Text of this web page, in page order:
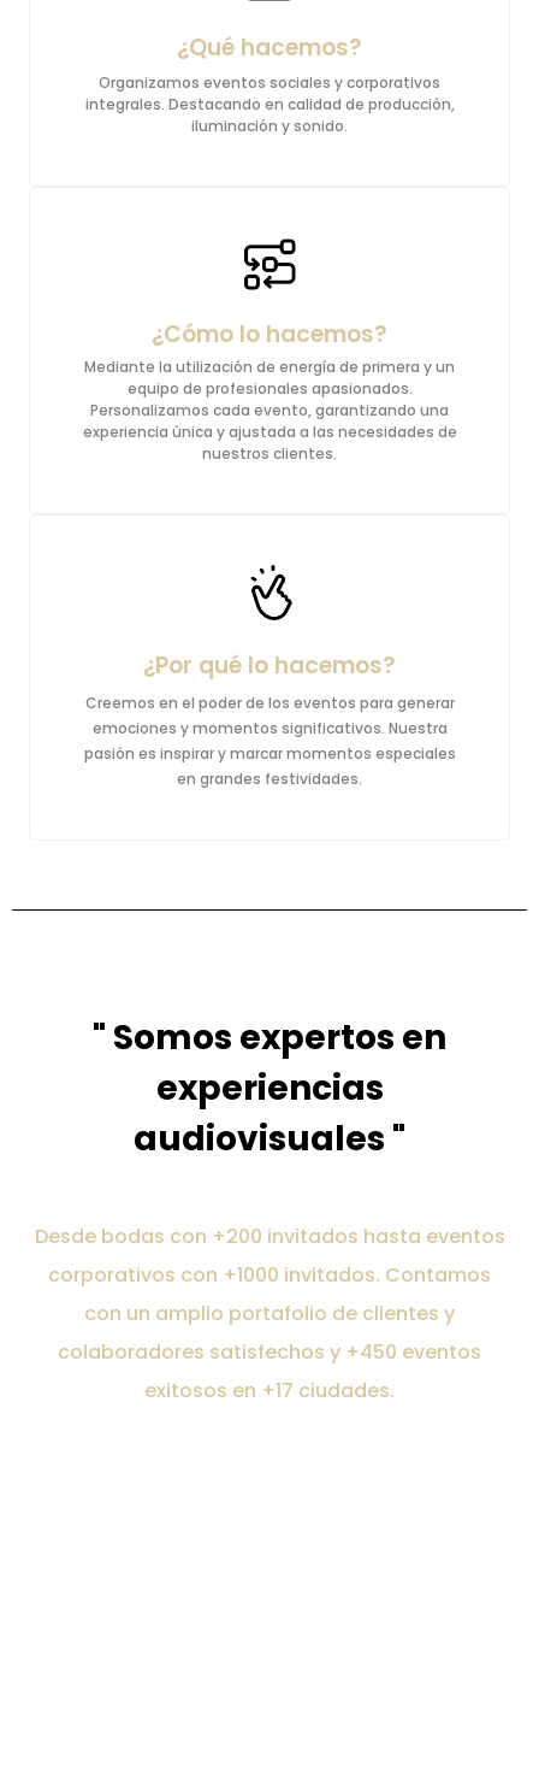
¿Qué hacemos?
Organizamos eventos sociales y corporativos
integrales. Destacando en calidad de producción,
iluminación y sonido.
¿Cómo lo hacemos?
Mediante la utilización de energía de primera y un
equipo de profesionales apasionados.
Personalizamos cada evento, garantizando una
experiencia única y ajustada a las necesidades de
nuestros clientes.
¿Por qué lo hacemos?
Creemos en el poder de los eventos para generar
emociones y momentos significativos. Nuestra
pasión es inspirar y marcar momentos especiales
en grandes festividades.
" Somos expertos en
experiencias
audiovisuales "
Desde bodas con +200 invitados hasta eventos
corporativos con +1000 invitados. Contamos
con un amplio portafolio de clientes y
colaboradores satisfechos y +450 eventos
exitosos en +17 ciudades.